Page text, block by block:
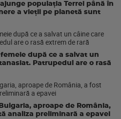
populația Terrei până în
a vieții pe planetă sunt
după ce a salvat un
Patrupedul are o rasă
aproape de România,
analiza preliminară a epavei